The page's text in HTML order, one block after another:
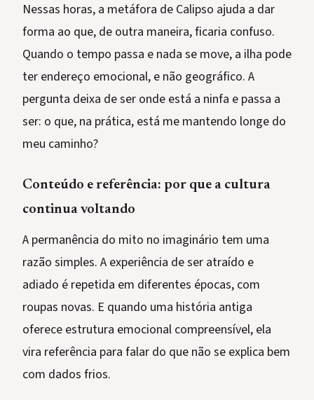
Nessas horas, a metáfora de Calipso ajuda a dar
forma ao que, de outra maneira, ficaria confuso.
Quando o tempo passa e nada se move, a ilha pode
ter endereço emocional, e não geográfico. A
pergunta deixa de ser onde está a ninfa e passa a
ser: o que, na prática, está me mantendo longe do
meu caminho?
Conteúdo e referência: por que a cultura
continua voltando
A permanência do mito no imaginário tem uma
razão simples. A experiência de ser atraído e
adiado é repetida em diferentes épocas, com
roupas novas. E quando uma história antiga
oferece estrutura emocional compreensível, ela
vira referência para falar do que não se explica bem
com dados frios.